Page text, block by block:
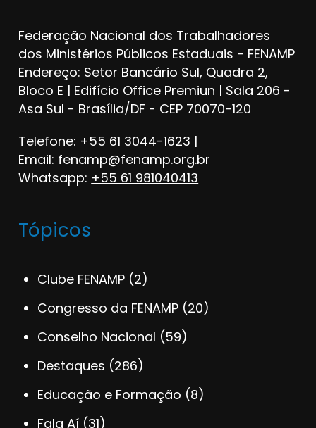
Federação Nacional dos Trabalhadores
dos Ministérios Públicos Estaduais - FENAMP
Endereço: Setor Bancário Sul, Quadra 2,
Bloco E | Edifício Office Premiun | Sala 206 -
Asa Sul - Brasília/DF - CEP 70070-120
Telefone: +55 61 3044-1623 |
Email: fenamp@fenamp.org.br
Whatsapp: +55 61 981040413
Tópicos
Clube FENAMP (2)
Congresso da FENAMP (20)
Conselho Nacional (59)
Destaques (286)
Educação e Formação (8)
Fala Aí (31)